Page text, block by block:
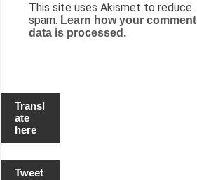
This site uses Akismet to reduce
spam. Learn how your comment
data is processed.
Transl
ate
here
Tweet